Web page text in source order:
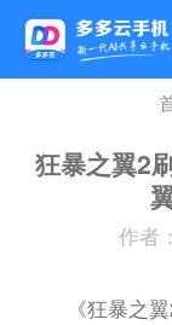
狂暴之翼2
作者
《狂暴之